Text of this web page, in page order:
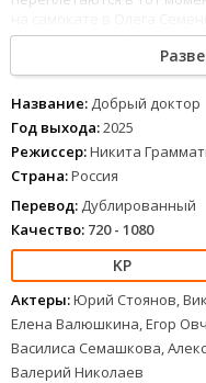
не потерять работу и не
Диме придётся
вместо него на вызовы.
1 234 5 6 7 8
Название: Добрый доктор
Год выхода:2025
Режиссер:Никита
Страна:Россия
Перевод: Дублированный
Качество: 720 - 1080
Актеры:Юрий Стоянов,
Елена Валюшкина, Егор
Василиса Семашкова,
Валерий Николаев